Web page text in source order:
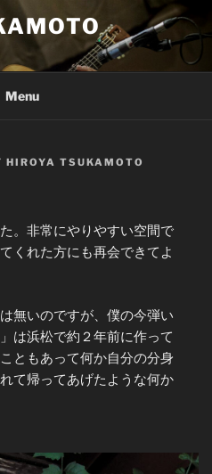
Menu
HIROYA TSUKAMOTO
。非常にやりやすい空間で
くれた方にも再会できてよ
無いのですが、僕の今弾い
は浜松で約２年前に作って
ともあって何か自分の分身
て帰ってあげたような何か